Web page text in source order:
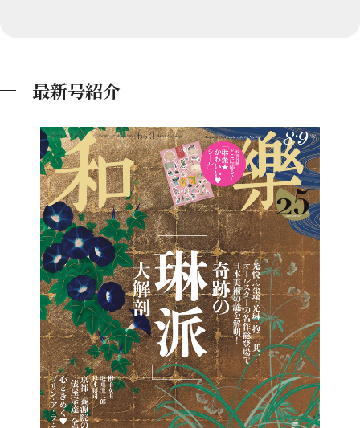
最新号紹介